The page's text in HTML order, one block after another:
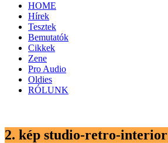
HOME
Hírek
Tesztek
Bemutatók
Cikkek
Zene
Pro Audio
Oldies
RÓLUNK
2. kép studio-retro-interior